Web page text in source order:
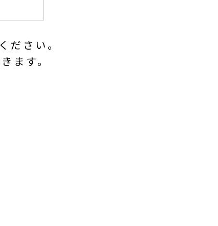
ださい。
ます。